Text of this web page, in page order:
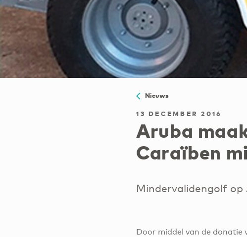
Nieuws
13 DECEMBER 2016
Aruba
Caraïben
Mindervalidengolf op
Door middel van de donatie